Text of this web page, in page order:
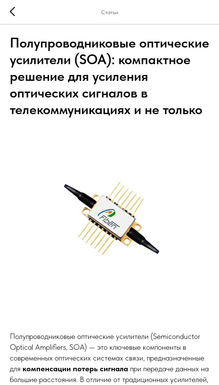
Статьи
Полупроводниковые оптические
усилители (SOA): компактное
решение для усиления
оптических сигналов в
телекоммуникациях и не только
Полупроводниковые оптические усилители (Semiconductor
Optical Amplifiers, SOA) — это ключевые компоненты в
современных оптических системах связи, предназначенные
для компенсации потерь сигнала при передаче данных на
большие расстояния. В отличие от традиционных усилителей,